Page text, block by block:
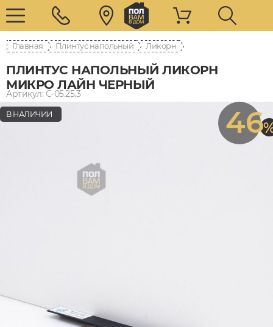
Главная Плинтус напольный Ликорн
ПЛИНТУС НАПОЛЬНЫЙ ЛИКОРН
МИКРО ЛАЙН ЧЕРНЫЙ
Артикул: С-05.25.3
46
В НАЛИЧИИ